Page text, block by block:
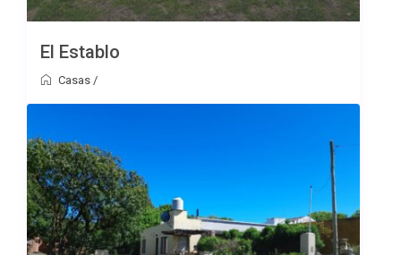
El Establo
Casas /